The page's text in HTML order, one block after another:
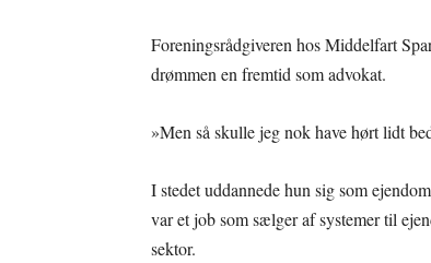
Foreningsrådgiveren hos Middelfart
drømmen en fremtid som advokat.
»Men så skulle jeg nok have hørt lidt
I stedet uddannede hun sig som
var et job som sælger af systemer til
sektor.